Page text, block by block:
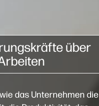
über
das Unternehmen die